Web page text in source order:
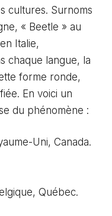
cultures. Surnoms
« Beetle » au
Italie,
chaque langue, la
forme ronde,
En voici un
du phénomène :
Uni, Canada.
Québec.